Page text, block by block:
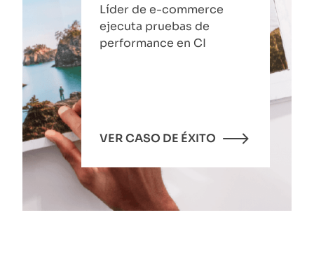
Líder de e-commerce
ejecuta pruebas de
performance en CI
VER CASO DE ÉXITO